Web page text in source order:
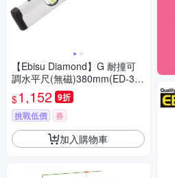
【Ebisu Diamond】G 耐撞可
調水平尺(無磁)380mm(ED-38
GAN-15 )
$1,152 9折
挑戰低價 券
加入購物車